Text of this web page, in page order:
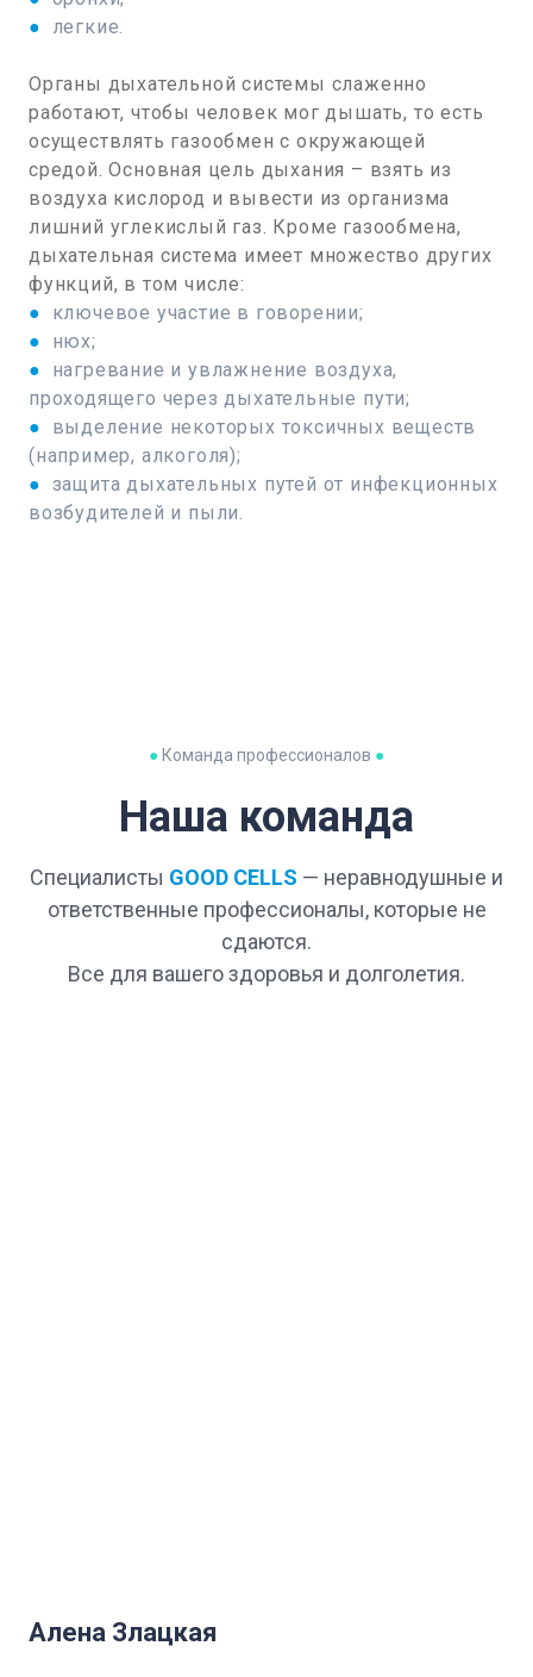
● легкие.
Органы дыхательной системы слаженно
работают, чтобы человек мог дышать, то есть
осуществлять газообмен с окружающей
средой. Основная цель дыхания – взять из
воздуха кислород и вывести из организма
лишний углекислый газ. Кроме газообмена,
дыхательная система имеет множество других
функций, в том числе:
● ключевое участие в говорении;
●
нюх;
●
нагревание и увлажнение воздуха,
проходящего через дыхательные пути;
● выделение некоторых токсичных веществ
(например, алкоголя);
●
защита дыхательных путей от инфекционных
возбудителей и пыли.
●Команда профессионалов ●
Наша команда
Специалисты GOOD CELLS — неравнодушные и
ответственные профессионалы, которые не
сдаются.
Все для вашего здоровья и долголетия.
Алена Злацкая